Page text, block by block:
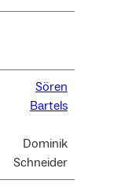
Sören
Bartels
Dominik
Schneider